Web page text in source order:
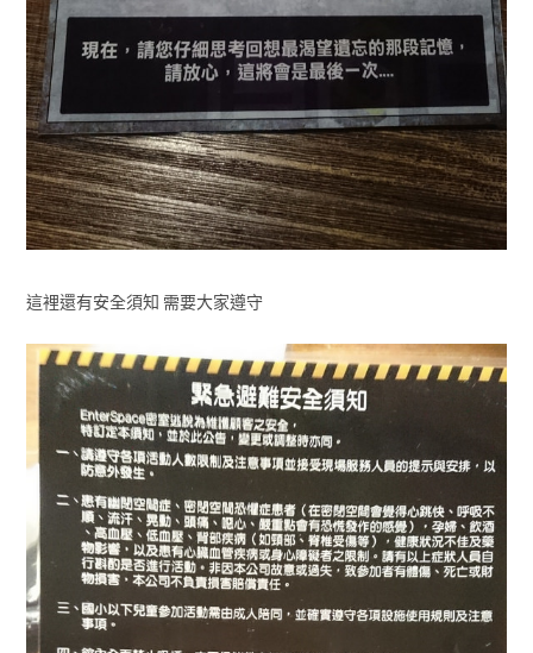
這裡還有安全須知 需要大家遵守